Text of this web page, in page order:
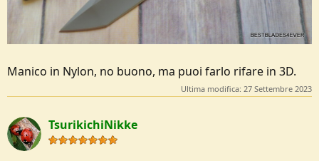
Manico in Nylon, no buono, ma puoi farlo rifare in 3D.
Ultima modifica: 27 Settembre 2023
TsurikichiNikke